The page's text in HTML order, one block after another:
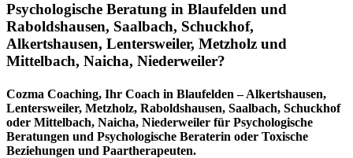
Psychologische Beratung in Blaufelden und
Raboldshausen, Saalbach, Schuckhof,
Alkertshausen, Lentersweiler, Metzholz und
Mittelbach, Naicha, Niederweiler?
Cozma Coaching, Ihr Coach in Blaufelden – Alkertshausen,
Lentersweiler, Metzholz, Raboldshausen, Saalbach, Schuckhof
oder Mittelbach, Naicha, Niederweiler für Psychologische
Beratungen und Psychologische Beraterin oder Toxische
Beziehungen und Paartherapeuten.